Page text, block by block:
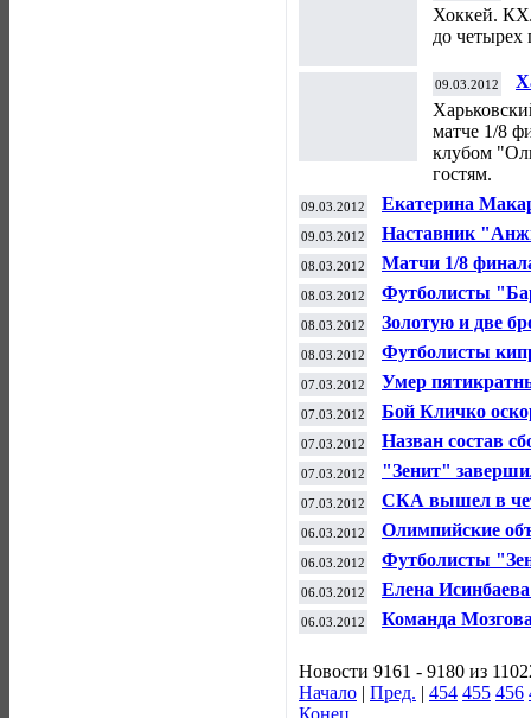
Хоккей.
до
09.03.2012
матче 1/8
клубом
гостям.
09.03.2012
Екатерина
в США
09.03.2012
Наставник
самых
08.03.2012
Матчи 1/8
шести странах
08.03.2012
Футболисты
чемпионов
08.03.2012
Золотую и две
борцы на ЧЕ в
08.03.2012
Футболисты
Лиги чемпионов
07.03.2012
Умер
чемпионов
07.03.2012 Бой Кличко
07.03.2012
Назван состав
эстафету ЧМ-
07.03.2012 "Зенит"
07.03.2012 СКА вышел в
06.03.2012
Олимпийские
фристайлом
06.03.2012
Футболисты
клубных
06.03.2012
Елена
спортсменок
06.03.2012 Команда
Новости 9161 - 9180 из
Начало | Пред. | 454 455 456
Конец